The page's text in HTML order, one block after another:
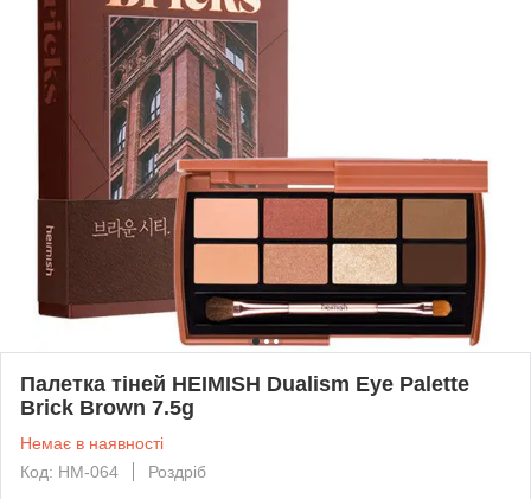
Палетка тіней HEIMISH Dualism Eye Palette
Brick Brown 7.5g
Немає в наявності
Код: HM-064
Роздріб